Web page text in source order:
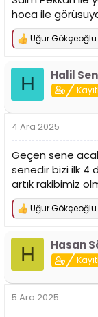
hoca ile
T
:
Uğur Gökçeoğlu
H Halil
4 Ara 2025
Geçen sene
senedir bizi ilk 4
artık rakibimiz
T
p
l
Uğur Gökçeoğlu
H Hasan
5 Ara 2025